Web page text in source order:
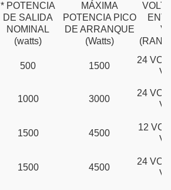
* POTENCIA
DE SALIDA
NOMINAL
(watts)
MÁXIMA
POTENCIA PICO
DE ARRANQUE
(Watts)
500 1500
24
1000 3000
24
1500 4500
12
1500 4500
24